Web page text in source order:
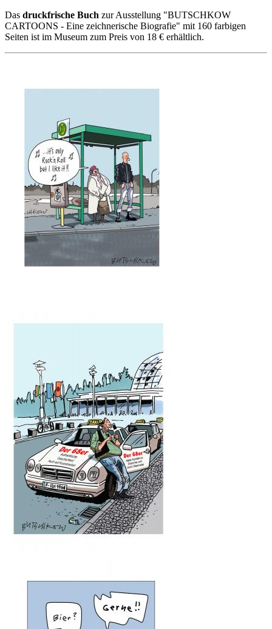
Das druckfrische Buch zur Ausstellung "BUTSCHKOW
CARTOONS - Eine zeichnerische Biografie" mit 160 farbigen
Seiten ist im Museum zum Preis von 18 € erhältlich.